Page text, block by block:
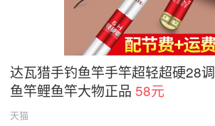
达瓦猎手钓鱼竿手竿超轻超硬28
鱼竿鲤鱼竿大物正品 58元
天猫